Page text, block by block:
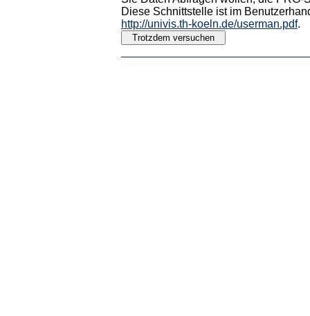
Diese Schnittstelle ist im
http://univis.th-koeln.de/userman.pdf.